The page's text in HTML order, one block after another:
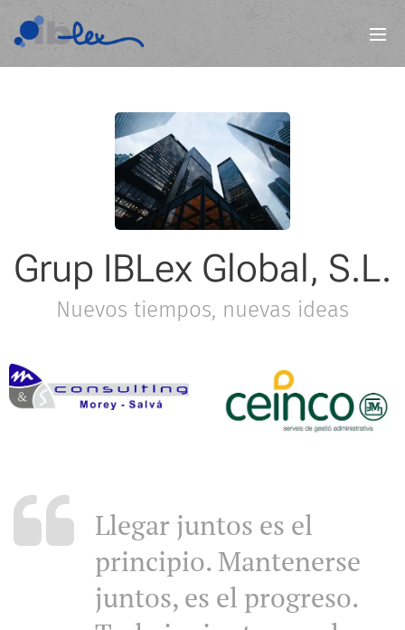
Grup IBLex Global, S.L.
Nuevos tiempos, nuevas ideas
Llegar juntos es el
principio. Mantenerse
juntos, es el progreso.